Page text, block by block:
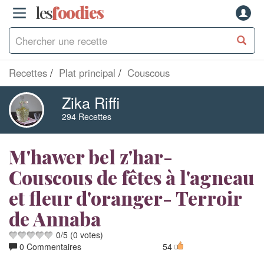
lesfoodies
Recettes Plat principal Couscous
Zika Riffi
294 Recettes
M'hawer bel z'har-
Couscous de fêtes à l'agneau
et fleur d'oranger- Terroir
de Annaba
0/5 (0 votes)
0 Commentaires
54